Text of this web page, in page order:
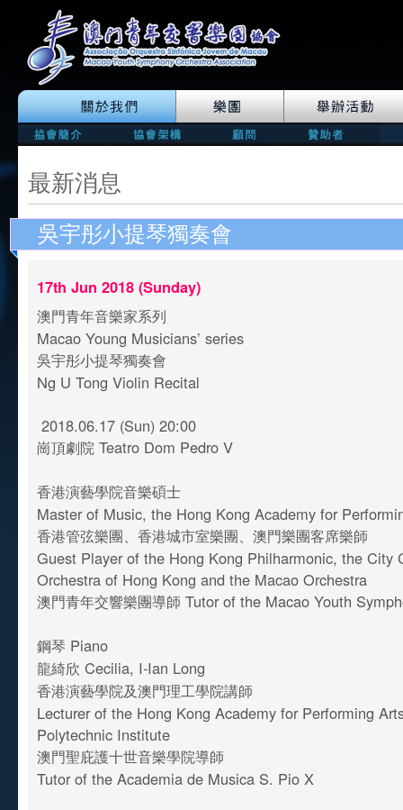
最新消息
吳宇彤小提琴獨奏會
17th Jun 2018 (Sunday)
澳門青年音樂家系列
Macao Young Musicians’ series
吳宇彤小提琴獨奏會
Ng U Tong Violin Recital
2018.06.17 (Sun) 20:00
崗頂劇院 Teatro Dom Pedro V
香港演藝學院音樂碩士
Master of Music, the Hong Kong Academy for
香港管弦樂團、香港城市室樂團、澳門樂團客席樂師
Guest Player of the Hong Kong Philharmonic, the City
Orchestra of Hong Kong and the Macao Orchestra
澳門青年交響樂團導師 Tutor of the Macao Youth
鋼琴 Piano
龍綺欣 Cecilia, I-Ian Long
香港演藝學院及澳門理工學院講師
Lecturer of the Hong Kong Academy for Performing
Polytechnic Institute
澳門聖庇護十世音樂學院導師
Tutor of the Academia de Musica S. Pio X